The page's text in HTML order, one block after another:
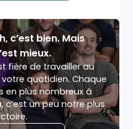
c’est bien. Mais
mieux.
fière de travailler au
quotidien. Chaque
en plus nombreux à
c’est un peu notre plus